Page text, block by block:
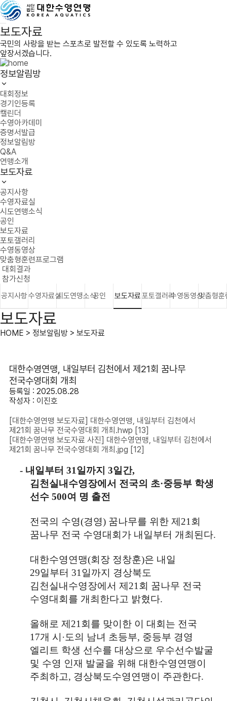
보도자료
국민의 사랑을 받는 스포츠로 발전할 수 있도록 노력하고
앞장서겠습니다.
정보알림방
대회정보
경기인등록
캘린더
수영아카데미
증명서발급
정보알림방
Q&A
연맹소개
보도자료
공지사항
수영자료실
시도연맹소식
공인
보도자료
포토갤러리
수영동영상
맞춤형훈련프로그램
대회결과
참가신청
공지사항수영자료실시도연맹소식공인 보도자료포토갤러리수영동영상맞춤형훈
보도자료
HOME > 정보알림방 > 보도자료
대한수영연맹, 내일부터 김천에서 제21회 꿈나무
전국수영대회 개최
등록일 : 2025.08.28
작성자 : 이진호
[대한수영연맹 보도자료] 대한수영연맹, 내일부터 김천에서
제21회 꿈나무 전국수영대회 개최.hwp [13]
[대한수영연맹 보도자료 사진] 대한수영연맹, 내일부터 김천에서
제21회 꿈나무 전국수영대회 개최.jpg [12]
- 내일부터31일까지3일간,
김천실내수영장에서 전국의 초·중등부 학생
선수500여 명 출전
전국의 수영(경영) 꿈나무를 위한 제 21 회
꿈나무 전국 수영대회가 내일부터 개최된다.
대한수영연맹(회장 정창훈)은 내일
29일부터 31 일까지 경상북도
김천실내수영장에서 제 21 회 꿈나무 전국
수영대회를 개최한다고 밝혔다.
올해로 제 21 회를 맞이한 이 대회는 전국
17개 시 ·도의 남녀 초등부, 중등부 경영
엘리트 학생 선수를 대상으로 우수선수발굴
및 수영 인재 발굴을 위해 대한수영연맹이
주최하고, 경상북도수영연맹이 주관한다.